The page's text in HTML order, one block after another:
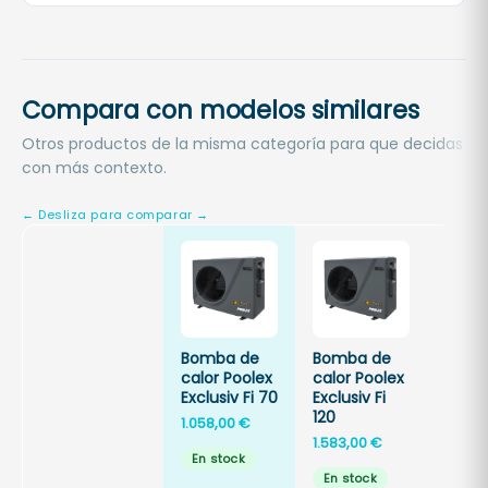
Compara con modelos similares
Otros productos de la misma categoría para que decidas
con más contexto.
Bomba de
calor Poolex
Exclusiv Fi 70
1.058,00€
En stock
Bomba de
calor Poolex
Exclusiv Fi
120
1.583,00€
En stock